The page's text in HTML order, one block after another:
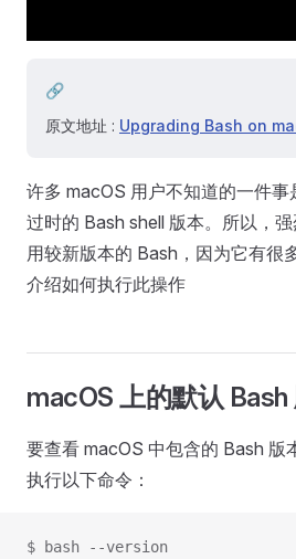
🔗
原文地址 : Upgrading Bash on
许多 macOS 用户不知道的一件
过时的 Bash shell 版本。所以，
用较新版本的 Bash，因为它有很
介绍如何执行此操作
macOS 上的默认 Bash
要查看 macOS 中包含的 Bash 版
执行以下命令：
$ bash --version